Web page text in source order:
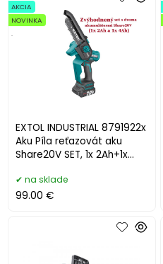
EXTOL INDUSTRIAL 8791922x
Aku Píla reťazovát aku
Share20V SET, 1x 2Ah+1x
AKCIA
NOVINKA
.
na sklade
99.00 €